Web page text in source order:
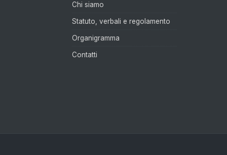
Chi siamo
Statuto, verbali e regolamento
Organigramma
Contatti